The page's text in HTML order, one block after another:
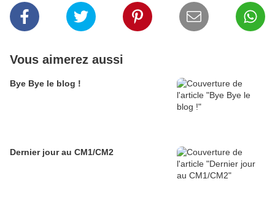
Vous aimerez aussi
Bye Bye le blog !
Dernier jour au CM1/CM2